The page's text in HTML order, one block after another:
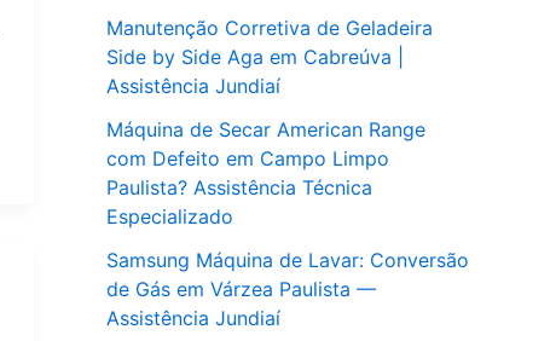
Manutenção Corretiva de Geladeira
Side by Side Aga em Cabreúva |
Assistência Jundiaí
Máquina de Secar American Range
com Defeito em Campo Limpo
Paulista? Assistência Técnica
Especializado
Samsung Máquina de Lavar: Conversão
de Gás em Várzea Paulista —
Assistência Jundiaí